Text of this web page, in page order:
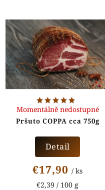
Pršuto COPPA cca 750g
Momentálně nedostupné
€17,90/ ks
€2,39 / 100 g
Detail